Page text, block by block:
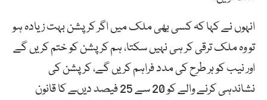
انہوں نے کہا کہ کسی بھی ملک میں اگر کرپشن بہت زیادہ ہو
تو وہ ملک ترقی کر ہی نہیں سکتا، ہم کرپشن کو ختم کریں گے
اور نیب کو ہر طرح کی مدد فراہم کریں گے، کرپشن کی
نشاندہی کرنے والے کو 20 سے 25 فیصد دیںے کا قانون